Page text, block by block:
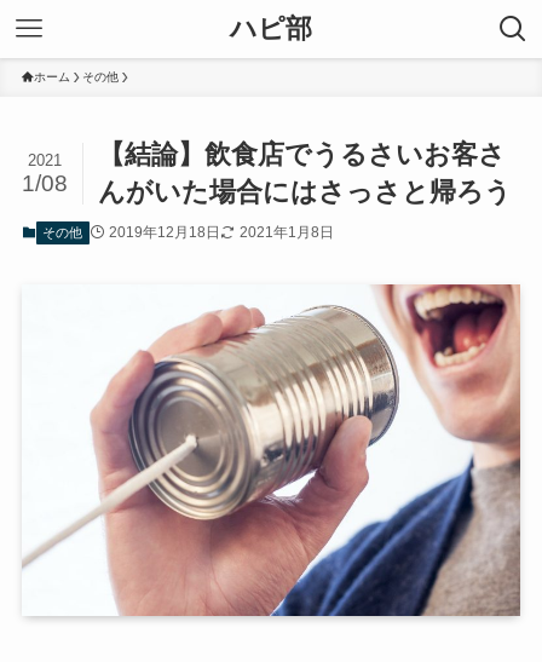
ハピ部
ホーム その他
【結論】飲食店でうるさいお客さ
んがいた場合にはさっさと帰ろう
2021
1/08
その他 2019年12月18日 2021年1月8日